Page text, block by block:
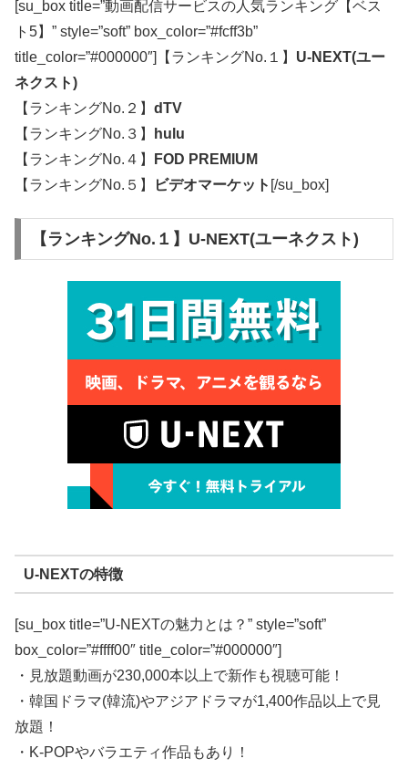
[su_box title=”動画配信サービスの人気ランキング【ベス
ト5】” style=”soft” box_color=”#fcff3b”
title_color=”#000000″]【ランキングNo.１】 U-NEXT(ユー
ネクスト)
【ランキングNo.２】 dTV
【ランキングNo.３】
hulu
【ランキングNo.４】
FOD PREMIUM
【ランキングNo.５】
ビデオマーケット [/su_box]
【ランキングNo.１】U-NEXT(ユーネクスト)
U-NEXTの特徴
[su_box title=”U-NEXTの魅力とは？” style=”soft”
box_color=”#ffff00″ title_color=”#000000″]
・見放題動画が230,000本以上で新作も視聴可能！
・韓国ドラマ(韓流)やアジアドラマが1,400作品以上で見
放題！
・K-POPやバラエティ作品もあり！